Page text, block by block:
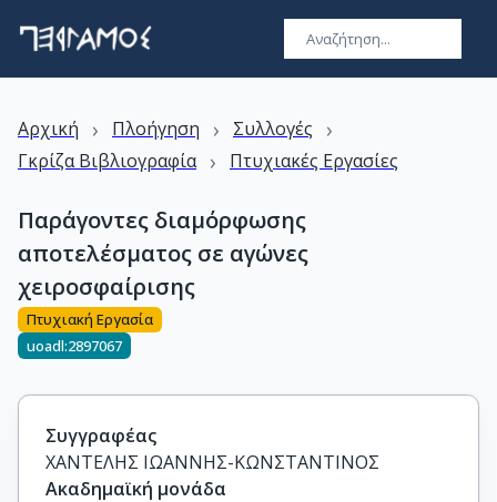
Αρχική › Πλοήγηση › Συλλογές ›
Γκρίζα Βιβλιογραφία › Πτυχιακές Εργασίες
Παράγοντες διαμόρφωσης
αποτελέσματος σε αγώνες
χειροσφαίρισης
Πτυχιακή Εργασία
uoadl:2897067
Συγγραφέας
ΧΑΝΤΕΛΗΣ ΙΩΑΝΝΗΣ-ΚΩΝΣΤΑΝΤΙΝΟΣ
Ακαδημαϊκή μονάδα